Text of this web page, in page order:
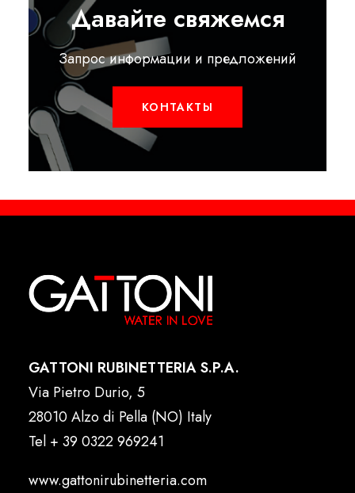
Давайте свяжемся
Запрос информации и предложений
КОНТАКТЫ
GATTONI RUBINETTERIA S.P.A.
Via Pietro Durio, 5
28010 Alzo di Pella (NO) Italy
Tel + 39 0322 969241
www.gattonirubinetteria.com